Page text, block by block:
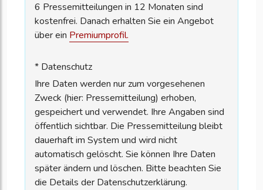
6 Pressemitteilungen in 12 Monaten sind
kostenfrei. Danach erhalten Sie ein Angebot
über ein Premiumprofil.
* Datenschutz
Ihre Daten werden nur zum vorgesehenen
Zweck (hier: Pressemitteilung) erhoben,
gespeichert und verwendet. Ihre Angaben sind
öffentlich sichtbar. Die Pressemitteilung bleibt
dauerhaft im System und wird nicht
automatisch gelöscht. Sie können Ihre Daten
später ändern und löschen. Bitte beachten Sie
die Details der Datenschutzerklärung.